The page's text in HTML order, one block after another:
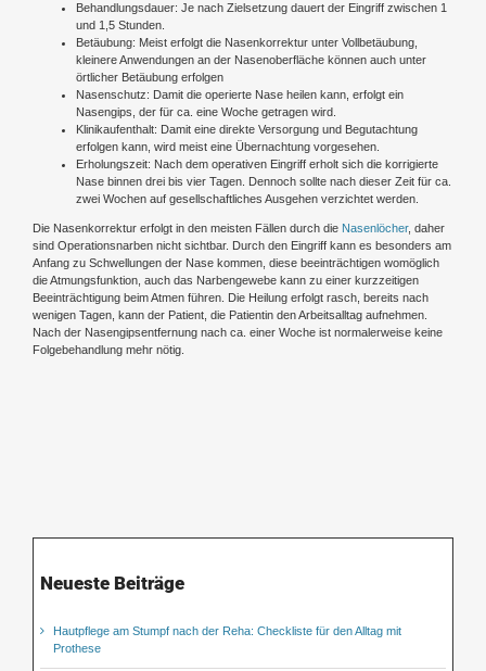
Behandlungsdauer: Je nach Zielsetzung dauert der Eingriff zwischen 1
und 1,5 Stunden.
Betäubung: Meist erfolgt die Nasenkorrektur unter Vollbetäubung,
kleinere Anwendungen an der Nasenoberfläche können auch unter
örtlicher Betäubung erfolgen
Nasenschutz: Damit die operierte Nase heilen kann, erfolgt ein
Nasengips, der für ca. eine Woche getragen wird.
Klinikaufenthalt: Damit eine direkte Versorgung und Begutachtung
erfolgen kann, wird meist eine Übernachtung vorgesehen.
Erholungszeit: Nach dem operativen Eingriff erholt sich die korrigierte
Nase binnen drei bis vier Tagen. Dennoch sollte nach dieser Zeit für ca.
zwei Wochen auf gesellschaftliches Ausgehen verzichtet werden.
Die Nasenkorrektur erfolgt in den meisten Fällen durch die Nasenlöcher, daher
sind Operationsnarben nicht sichtbar. Durch den Eingriff kann es besonders am
Anfang zu Schwellungen der Nase kommen, diese beeinträchtigen womöglich
die Atmungsfunktion, auch das Narbengewebe kann zu einer kurzzeitigen
Beeinträchtigung beim Atmen führen. Die Heilung erfolgt rasch, bereits nach
wenigen Tagen, kann der Patient, die Patientin den Arbeitsalltag aufnehmen.
Nach der Nasengipsentfernung nach ca. einer Woche ist normalerweise keine
Folgebehandlung mehr nötig.
Neueste Beiträge
Hautpflege am Stumpf nach der Reha: Checkliste für den Alltag mit
Prothese